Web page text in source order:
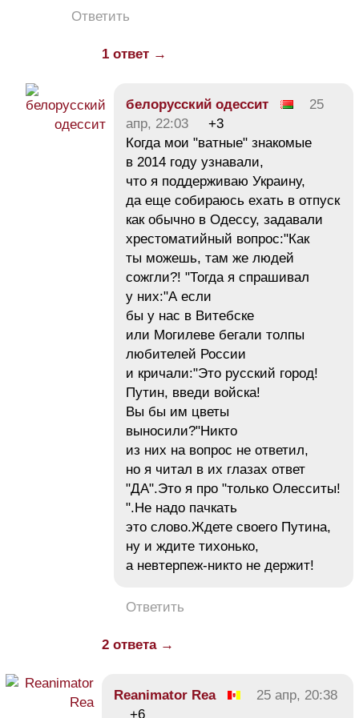
Ответить
1 ответ →
белорусский одессит
25
апр, 22:03
+3
Когда мои "ватные" знакомые
в 2014 году узнавали,
что я поддерживаю Украину,
да еще собираюсь ехать в отпуск
как обычно в Одессу, задавали
хрестоматийный вопрос:"Как
ты можешь, там же людей
сожгли?! "Тогда я спрашивал
у них:"А если
бы у нас в Витебске
или Могилеве бегали толпы
любителей России
и кричали:"Это русский город!
Путин, введи войска!
Вы бы им цветы
выносили?"Никто
из них на вопрос не ответил,
но я читал в их глазах ответ
"ДА".Это я про "только Олесситы!
".Не надо пачкать
это слово.Ждете своего Путина,
ну и ждите тихонько,
а невтерпеж-никто не держит!
Ответить
2 ответа →
Reanimator Rea
25 апр, 20:38
+6